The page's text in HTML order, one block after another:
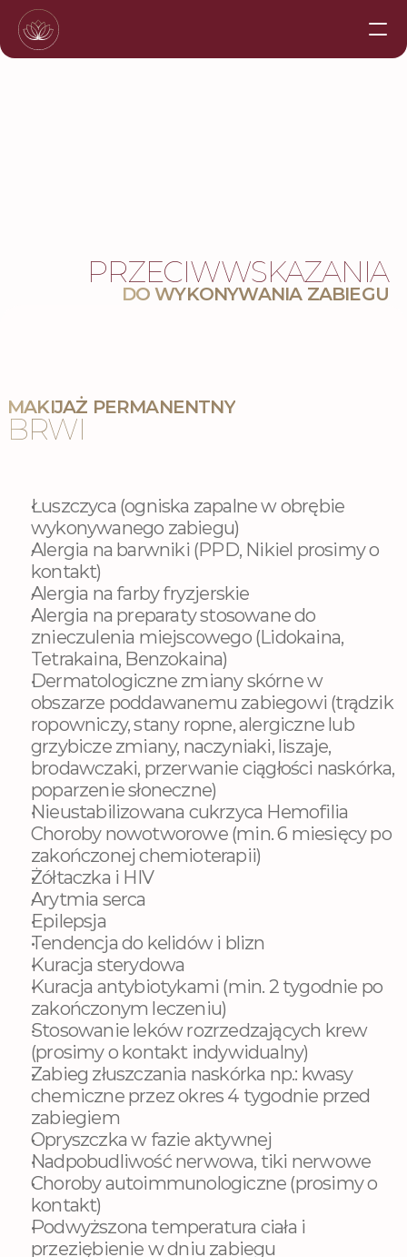
PRZECIWWSKAZANIA
DO WYKONYWANIA ZABIEGU
MAKIJAŻ PERMANENTNY
BRWI
Łuszczyca (ogniska zapalne w obrębie
wykonywanego zabiegu)
Alergia na barwniki (PPD, Nikiel prosimy o
kontakt)
Alergia na farby fryzjerskie
Alergia na preparaty stosowane do
znieczulenia miejscowego (Lidokaina,
Tetrakaina, Benzokaina)
Dermatologiczne zmiany skórne w
obszarze poddawanemu zabiegowi (trądzik
ropowniczy, stany ropne, alergiczne lub
grzybicze zmiany, naczyniaki, liszaje,
brodawczaki, przerwanie ciągłości naskórka,
poparzenie słoneczne)
Nieustabilizowana cukrzyca Hemofilia
Choroby nowotworowe (min. 6 miesięcy po
zakończonej chemioterapii)
Żółtaczka i HIV
Arytmia serca
Epilepsja
Tendencja do kelidów i blizn
Kuracja sterydowa
Kuracja antybiotykami (min. 2 tygodnie po
zakończonym leczeniu)
Stosowanie leków rozrzedzających krew
(prosimy o kontakt indywidualny)
Zabieg złuszczania naskórka np.: kwasy
chemiczne przez okres 4 tygodnie przed
zabiegiem
Opryszczka w fazie aktywnej
Nadpobudliwość nerwowa, tiki nerwowe
Choroby autoimmunologiczne (prosimy o
kontakt)
Podwyższona temperatura ciała i
przeziębienie w dniu zabiegu
Przeciwwskazania